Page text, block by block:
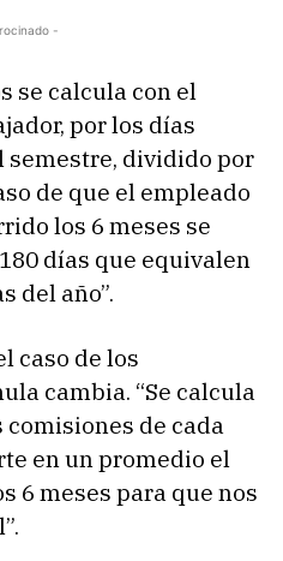
-
se calcula con el
por los días
semestre, dividido por
de que el empleado
los 6 meses se
días que equivalen
del año”.
caso de los
cambia. “Se calcula
comisiones de cada
en un promedio el
6 meses para que nos